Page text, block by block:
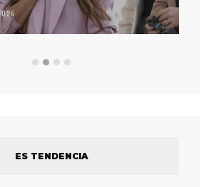
ES TENDENCIA